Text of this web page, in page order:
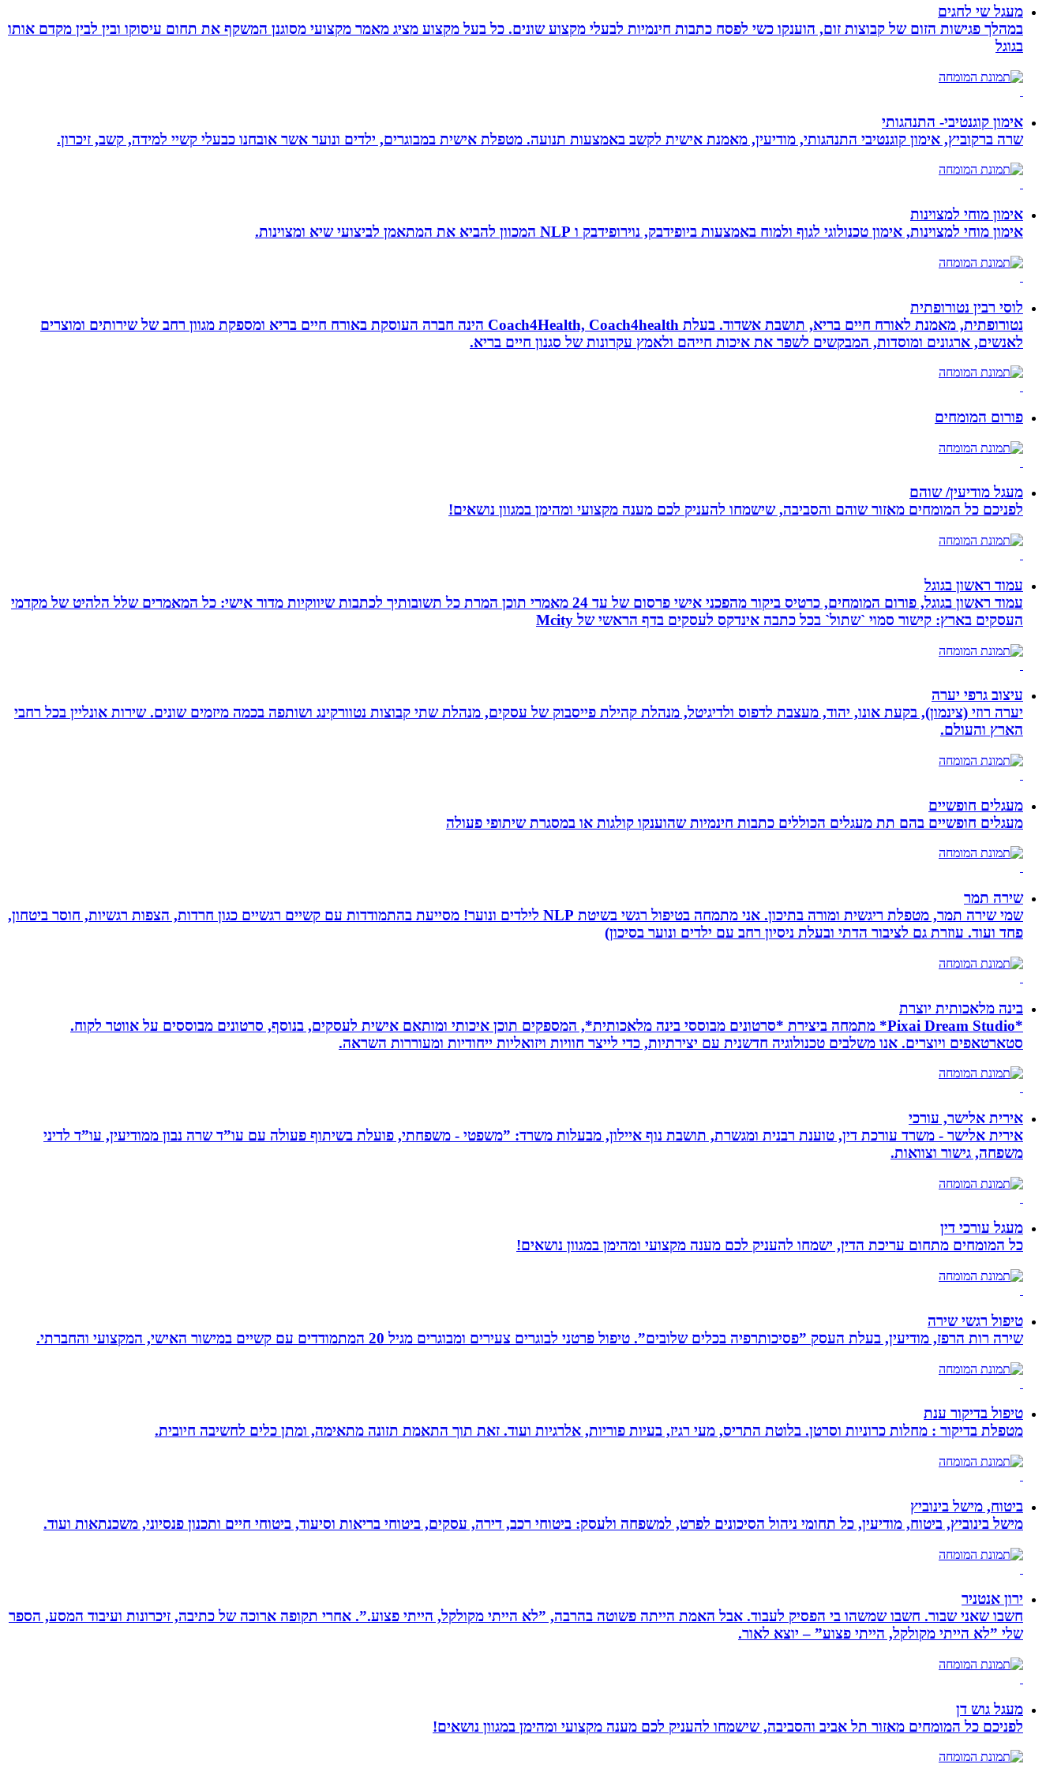
מעגל שי לחגים
במהלך פגישות הזום של קבוצות זום, הוענקו כשי לפסח כתבות חינמיות לבעלי מקצוע שונים. כל בעל מקצוע מציג מאמר מקצועי מסוגנן המשקף את תחום עיסוקו ובין לבין מקדם אותו
בגוגל
אימון קוגנטיבי- התנהגותי
שרה ברקוביץ, אימון קוגנטיבי התנהגותי, מודיעין, מאמנת אישית לקשב באמצעות תנועה. מטפלת אישית במבוגרים, ילדים ונוער אשר אובחנו כבעלי קשיי למידה, קשב, זיכרון.
אימון מוחי למצוינות
אימון מוחי למצוינות, אימון טכנולוגי לגוף ולמוח באמצעות ביופידבק, נוירופידבק ו NLP המכוון להביא את המתאמן לביצועי שיא ומצוינות.
לוסי רבין נטורופתית
נטורופתית, מאמנת לאורח חיים בריא, תושבת אשדוד. בעלת Coach4Health, Coach4health הינה חברה העוסקת באורח חיים בריא ומספקת מגוון רחב של שירותים ומוצרים
לאנשים, ארגונים ומוסדות, המבקשים לשפר את איכות חייהם ולאמץ עקרונות של סגנון חיים בריא.
פורום המומחים
מעגל מודיעין/ שוהם
לפניכם כל המומחים מאזור שוהם והסביבה, שישמחו להעניק לכם מענה מקצועי ומהימן במגוון נושאים!
עמוד ראשון בגוגל
עמוד ראשון בגוגל, פורום המומחים, כרטיס ביקור מהפכני אישי פרסום של עד 24 מאמרי תוכן המרת כל תשובותיך לכתבות שיווקיות מדור אישי: כל המאמרים שלל הלהיט של מקדמי
העסקים בארץ: קישור סמוי `שתול` בכל כתבה אינדקס לעסקים בדף הראשי של Mcity
עיצוב גרפי יערה
יערה רוזי (צינמון), בקעת אונו, יהוד, מעצבת לדפוס ולדיגיטל, מנהלת קהילת פייסבוק של עסקים, מנהלת שתי קבוצות נטוורקינג ושותפה בכמה מיזמים שונים. שירות אונליין בכל רחבי
הארץ והעולם.
מעגלים חופשיים
מעגלים חופשיים בהם תת מעגלים הכוללים כתבות חינמיות שהוענקו קולגות או במסגרת שיתופי פעולה
שירה תמר
שמי שירה תמר, מטפלת ריגשית ומורה בתיכון. אני מתמחה בטיפול רגשי בשיטת NLP לילדים ונוער! מסייעת בהתמודדות עם קשיים רגשיים כגון חרדות, הצפות רגשיות, חוסר ביטחון,
פחד ועוד. עוזרת גם לציבור הדתי ובעלת ניסיון רחב עם ילדים ונוער בסיכון)
בינה מלאכותית יוצרת
*Pixai Dream Studio* מתמחה ביצירת *סרטונים מבוססי בינה מלאכותית*, המספקים תוכן איכותי ומותאם אישית לעסקים, בנוסף, סרטונים מבוססים על אווטר לקוח.
סטארטאפים ויוצרים. אנו משלבים טכנולוגיה חדשנית עם יצירתיות, כדי לייצר חוויות ויזואליות ייחודיות ומעוררות השראה.
אירית אלישר, עורכי
אירית אלישר - משרד עורכת דין, טוענת רבנית ומגשרת, תושבת נוף איילון, מבעלות משרד: ”משפטי - משפחתי, פועלת בשיתוף פעולה עם עו”ד שרה נבון ממודיעין, עו”ד לדיני
משפחה, גישור וצוואות.
מעגל עורכי דין
כל המומחים מתחום עריכת הדין, ישמחו להעניק לכם מענה מקצועי ומהימן במגוון נושאים!
טיפול רגשי שירה
שירה רות הרפז, מודיעין, בעלת העסק ”פסיכותרפיה בכלים שלובים”. טיפול פרטני לבוגרים צעירים ומבוגרים מגיל 20 המתמודדים עם קשיים במישור האישי, המקצועי והחברתי.
טיפול בדיקור ענת
מטפלת בדיקור : מחלות כרוניות וסרטן. בלוטת התריס, מעי רגיז, בעיות פוריות, אלרגיות ועוד. זאת תוך התאמת תזונה מתאימה, ומתן כלים לחשיבה חיובית.
ביטוח, מישל בינוביץ
מישל בינוביץ, ביטוח, מודיעין, כל תחומי ניהול הסיכונים לפרט, למשפחה ולעסק: ביטוחי רכב, דירה, עסקים, ביטוחי בריאות וסיעוד, ביטוחי חיים ותכנון פנסיוני, משכנתאות ועוד.
ירון אנטניר
חשבו שאני שבור. חשבו שמשהו בי הפסיק לעבוד. אבל האמת הייתה פשוטה בהרבה, ”לא הייתי מקולקל, הייתי פצוע.”. אחרי תקופה ארוכה של כתיבה, זיכרונות ועיבוד המסע, הספר
שלי ”לא הייתי מקולקל, הייתי פצוע” – יוצא לאור.
מעגל גוש דן
לפניכם כל המומחים מאזור תל אביב והסביבה, שישמחו להעניק לכם מענה מקצועי ומהימן במגוון נושאים!